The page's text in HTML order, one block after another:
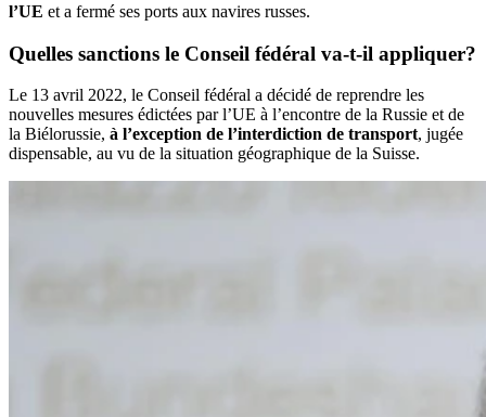
l’UE et a fermé ses ports aux navires russes.
Quelles sanctions le Conseil fédéral va-t-il appliquer?
Le 13 avril 2022, le Conseil fédéral a décidé de reprendre les
nouvelles mesures édictées par l’UE à l’encontre de la Russie et de
la Biélorussie, à l’exception de l’interdiction de transport, jugée
dispensable, au vu de la situation géographique de la Suisse.